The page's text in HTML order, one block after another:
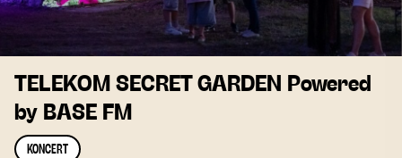
TELEKOM SECRET GARDEN Powered
by BASE FM
KONCERT